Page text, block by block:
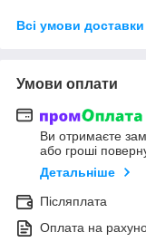
Всі умови доставки
Умови оплати
Ви отримаєте
або гроші
Детальніше
Післяплата
Оплата на